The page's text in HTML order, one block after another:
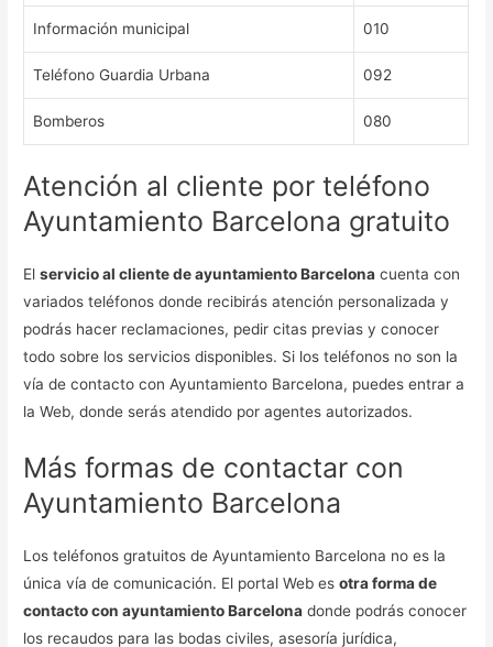
Información municipal 010
Teléfono Guardia Urbana 092
Bomberos 080
Atención al cliente por teléfono
Ayuntamiento Barcelona gratuito
Elservicio al cliente de ayuntamiento Barcelona cuenta con
variados teléfonos donde recibirás atención personalizada y
podrás hacer reclamaciones, pedir citas previas y conocer
todo sobre los servicios disponibles. Si los teléfonos no son la
vía de contacto con Ayuntamiento Barcelona, puedes entrar a
la Web, donde serás atendido por agentes autorizados.
Más formas de contactar con
Ayuntamiento Barcelona
Los teléfonos gratuitos de Ayuntamiento Barcelona no es la
única vía de comunicación. El portal Web esotra forma de
contacto con ayuntamiento Barcelona donde podrás conocer
los recaudos para las bodas civiles, asesoría jurídica,